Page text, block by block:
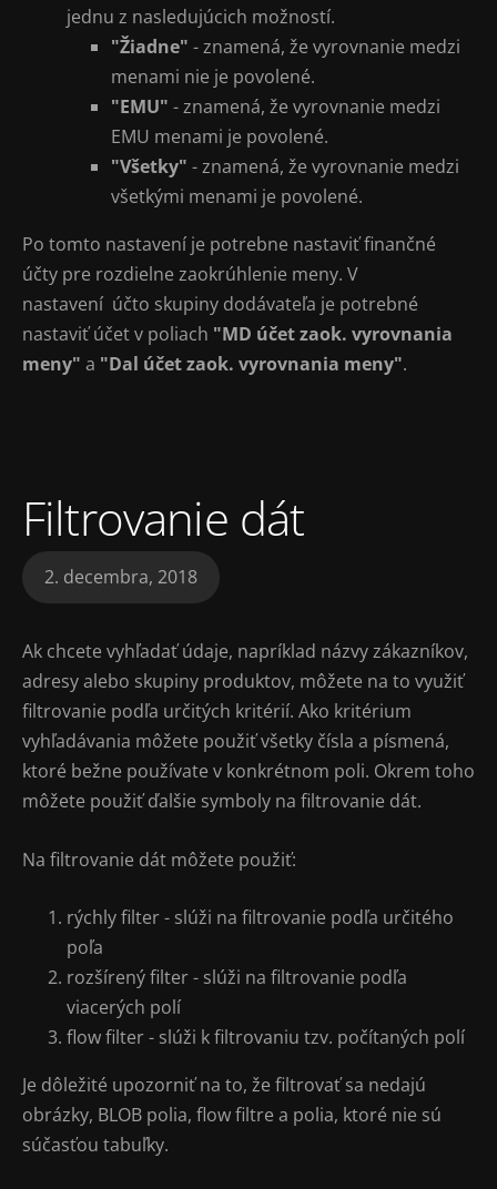
jednu z nasledujúcich možností.
"Žiadne" - znamená, že vyrovnanie medzi
menami nie je povolené.
"EMU" - znamená, že vyrovnanie medzi
EMU menami je povolené.
"Všetky" - znamená, že vyrovnanie medzi
všetkými menami je povolené.
Po tomto nastavení je potrebne nastaviť finančné
účty pre rozdielne zaokrúhlenie meny. V
nastavení účto skupiny dodávateľa je potrebné
nastaviť účet v poliach "MD účet zaok. vyrovnania
meny" a "Dal účet zaok. vyrovnania meny".
Filtrovanie dát
2. decembra, 2018
Ak chcete vyhľadať údaje, napríklad názvy zákazníkov,
adresy alebo skupiny produktov, môžete na to využiť
filtrovanie podľa určitých kritérií. Ako kritérium
vyhľadávania môžete použiť všetky čísla a písmená,
ktoré bežne používate v konkrétnom poli. Okrem toho
môžete použiť ďalšie symboly na filtrovanie dát.
Na filtrovanie dát môžete použiť:
rýchly filter - slúži na filtrovanie podľa určitého
poľa
rozšírený filter - slúži na filtrovanie podľa
viacerých polí
flow filter - slúži k filtrovaniu tzv. počítaných polí
Je dôležité upozorniť na to, že filtrovať sa nedajú
obrázky, BLOB polia, flow filtre a polia, ktoré nie sú
súčasťou tabuľky.